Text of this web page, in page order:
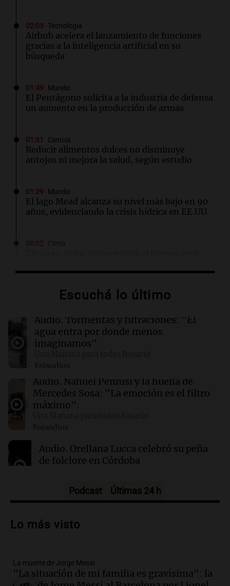
02:03 Tecnología
Airbnb acelera el lanzamiento de funciones
gracias a la inteligencia artificial en su
búsqueda
01:49 Mundo
El Pentágono solicita a la industria de defensa
un aumento en la producción de armas
01:31 Ciencia
Reducir alimentos dulces no disminuye
antojos ni mejora la salud, según estudio
01:29 Mundo
El lago Mead alcanza su nivel más bajo en 90
años, evidenciando la crisis hídrica en EE.UU.
Clima
este domingo 9 de agosto
00:21 Clima
este domingo 9 de agosto
Clima
Clima en Santa Fe: cómo estará el tiempo este
Escuchá lo último
Audio. Tormentas y filtraciones: "El
agua entra por donde menos
imaginamos"
Episodios
Audio. Nahuel Pennisi y la huella de
Mercedes Sosa: "La emoción es el filtro
máximo".
Episodios
Audio. Orellana Lucca celebró su peña
de folclore en Córdoba
Audio.Trágico accidente en Mendoza:
vehículos desde un puente
Audio.Tragedia en Mendoza: un muerto
y cinco heridos tras caer dos autos desde
Podcast Últimas 24 h
Lo más visto
La muerte de Jorge Messi
"La situación de mi familia es gravísima": la